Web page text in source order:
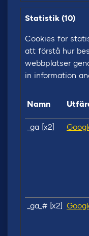
Statistik (10)
Cookies för
att förstå hur
webbplatser
in information
Namn
_ga [x2]
_ga_# [x2]